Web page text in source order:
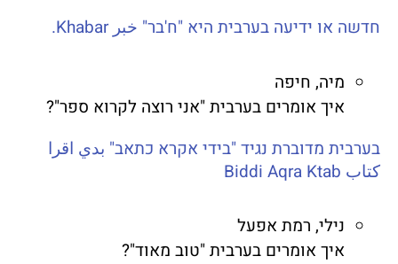
חדשה או ידיעה בערבית היא "ח'בר" خبر Khabar.
מיה, חיפה
איך אומרים בערבית "אני רוצה לקרוא ספר"?
בערבית מדוברת נגיד "בידי אקרא כתאב" بدي اقرا
كتاب Biddi Aqra Ktab
נילי, רמת אפעל
איך אומרים בערבית "טוב מאוד"?